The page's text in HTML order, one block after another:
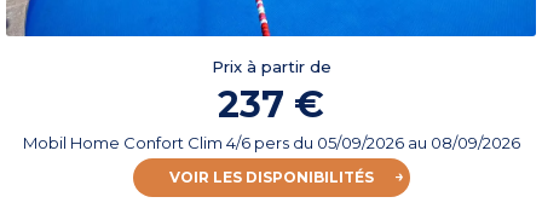
Prix à partir de
237 €
Mobil Home Confort Clim 4/6 pers du 05/09/2026au 08/09/2026
VOIR LES DISPONIBILITÉS